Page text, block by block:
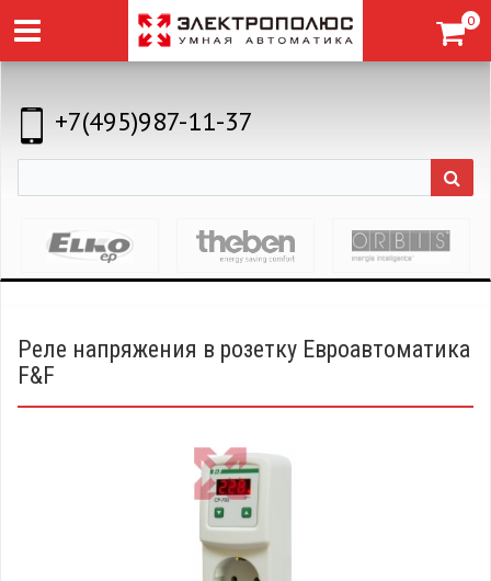
0
+7(495)987-11-37
Реле напряжения в розетку Евроавтоматика
F&F